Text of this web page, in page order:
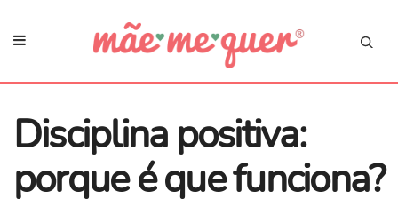
Disciplina positiva:
porque é que funciona?